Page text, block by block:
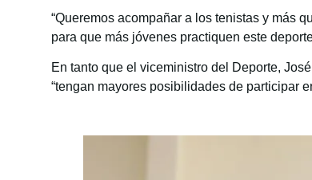
“Queremos acompañar a los tenistas y más
para que más jóvenes practiquen este
En tanto que el viceministro del Deporte,
“tengan mayores posibilidades de participar